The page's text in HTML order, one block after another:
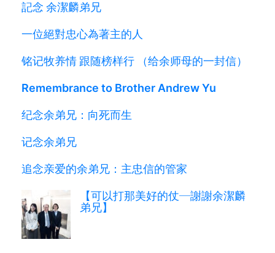
記念 余潔麟弟兄
一位絕對忠心為著主的人
铭记牧养情 跟随榜样行 （给余师母的一封信）
Remembrance to Brother Andrew Yu
纪念余弟兄：向死而生
记念余弟兄
追念亲爱的余弟兄：主忠信的管家
【可以打那美好的仗─謝謝余潔麟
弟兄】